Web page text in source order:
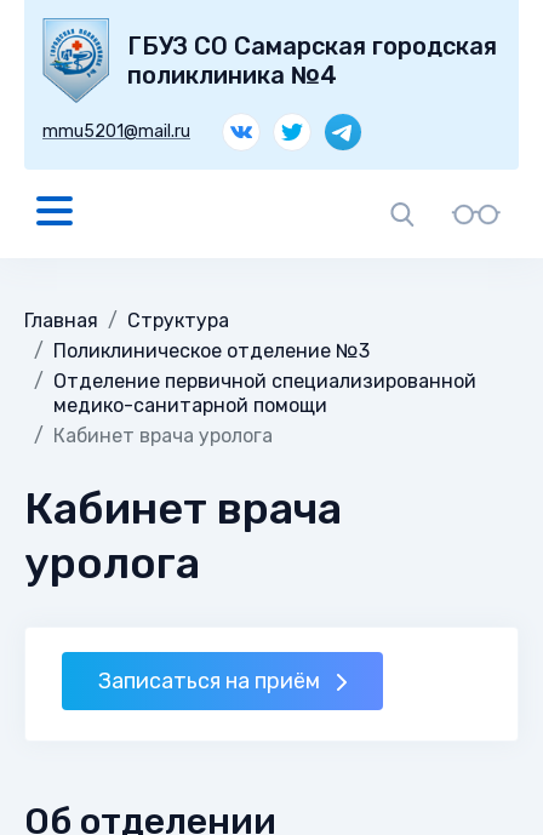
ГБУЗ СО Самарская городская
поликлиника №4
mmu5201@mail.ru
Главная
Структура
Поликлиническое отделение №3
Отделение первичной специализированной
медико-санитарной помощи
Кабинет врача уролога
Кабинет врача
уролога
Записаться на приём
Об отделении